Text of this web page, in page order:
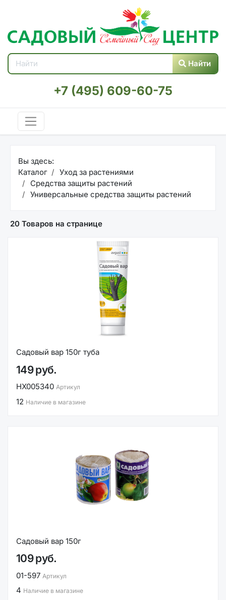
Найти
+7 (495) 609-60-75
Вы здесь:
Каталог
Уход за растениями
Средства защиты растений
Универсальные средства защиты растений
20 Товаров на странице
Садовый вар 150г туба
149 руб.
НХ005340 Артикул
12 Наличие в магазине
Садовый вар 150г
109 руб.
01-597 Артикул
4 Наличие в магазине